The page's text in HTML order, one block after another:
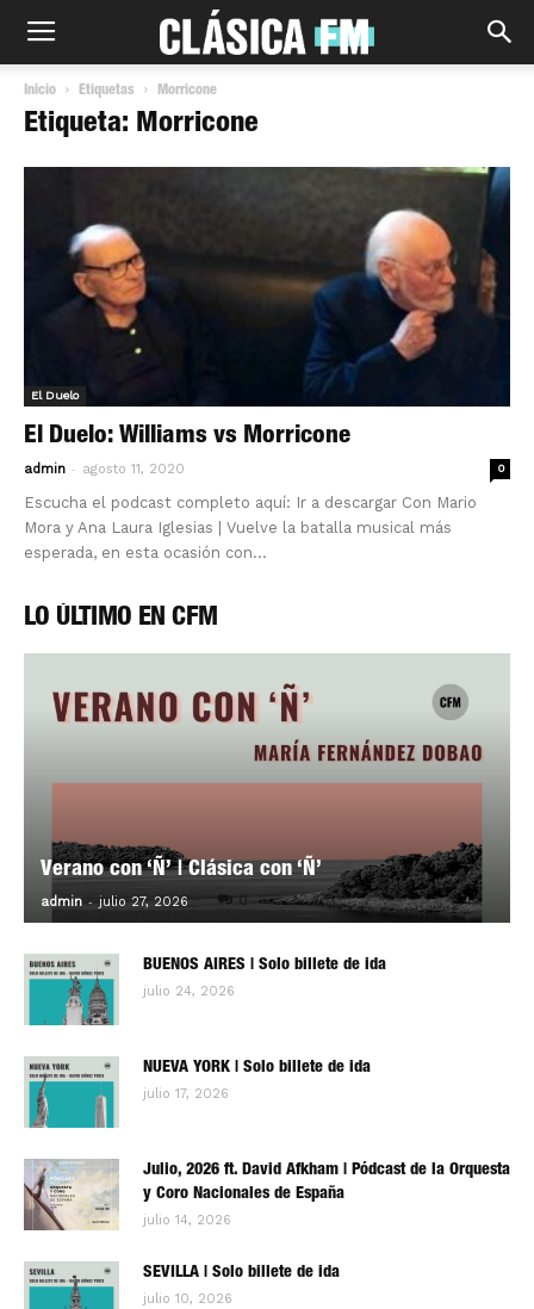
Inicio Etiquetas Morricone
Etiqueta: Morricone
El Duelo
El Duelo: Williams vs Morricone
admin - agosto 11, 2020 0
Escucha el podcast completo aquí: Ir a descargar Con Mario
Mora y Ana Laura Iglesias | Vuelve la batalla musical más
esperada, en esta ocasión con...
LO ÚLTIMO EN CFM
Verano con ‘Ñ’ | Clásica con ‘Ñ’
admin - julio 27, 2026 0
BUENOS AIRES | Solo billete de ida
julio 24, 2026
NUEVA YORK | Solo billete de ida
julio 17, 2026
Julio, 2026 ft. David Afkham | Pódcast de la Orquesta
y Coro Nacionales de España
julio 14, 2026
SEVILLA | Solo billete de ida
julio 10, 2026